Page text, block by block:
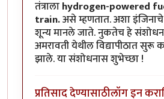
तंत्रालाhydrogen-powered
train.असे म्हणतात. अशा इंजिनाचे
शून्य मानले जाते. नुकतेच हे संशोधन
अमरावती येथील विद्यापीठात सुरू
झाले. या संशोधनास शुभेच्छा !
प्रतिसाद देण्यासाठीलॉग इन करा